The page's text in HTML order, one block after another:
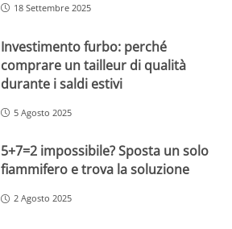
18 Settembre 2025
Investimento furbo: perché
comprare un tailleur di qualità
durante i saldi estivi
5 Agosto 2025
5+7=2 impossibile? Sposta un solo
fiammifero e trova la soluzione
2 Agosto 2025